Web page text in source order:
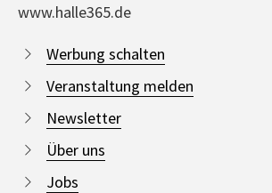
www.halle365.de
Werbung schalten
Veranstaltung melden
Newsletter
Über uns
Jobs